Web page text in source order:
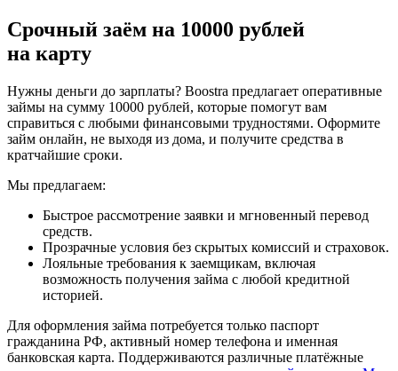
Срочный заём на 10000 рублей
на карту
Нужны деньги до зарплаты? Boostra предлагает оперативные
займы на сумму 10000 рублей, которые помогут вам
справиться с любыми финансовыми трудностями. Оформите
займ онлайн, не выходя из дома, и получите средства в
кратчайшие сроки.
Мы предлагаем:
Быстрое рассмотрение заявки и мгновенный перевод
средств.
Прозрачные условия без скрытых комиссий и страховок.
Лояльные требования к заемщикам, включая
возможность получения займа с любой кредитной
историей.
Для оформления займа потребуется только паспорт
гражданина РФ, активный номер телефона и именная
банковская карта. Поддерживаются различные платёжные